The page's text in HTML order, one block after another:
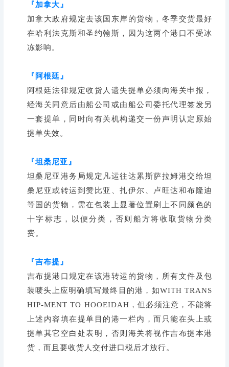
『加拿大』
加拿大政府规定去该国东岸的货物，冬季交货最好
在哈利法克斯和圣约翰斯，因为这两个港口不受冰
冻影响。
『阿根廷』
阿根廷法律规定收货人遗失提单必须向海关申报，
经海关同意后由船公司或由船公司委托代理签发另
一套提单，同时向有关机构递交一份声明认定原始
提单失效。
『坦桑尼亚』
坦桑尼亚港务局规定凡运往达累斯萨拉姆港交给坦
桑尼亚或转运到赞比亚、扎伊尔、卢旺达和布隆迪
等国的货物，需在包装上显著位置刷上不同颜色的
十字标志，以便分类，否则船方将收取货物分类
费。
『吉布提』
吉布提港口规定在该港转运的货物，所有文件及包
装唛头上应明确填写最终目的港，如WITH TRANS
HIP-MENT TO HOOEIDAH，但必须注意，不能将
上述内容填在提单目的港一栏内，而只能在头上或
提单其它空白处表明，否则海关将视作吉布提本港
货，而且要收货人交付进口税后才放行。